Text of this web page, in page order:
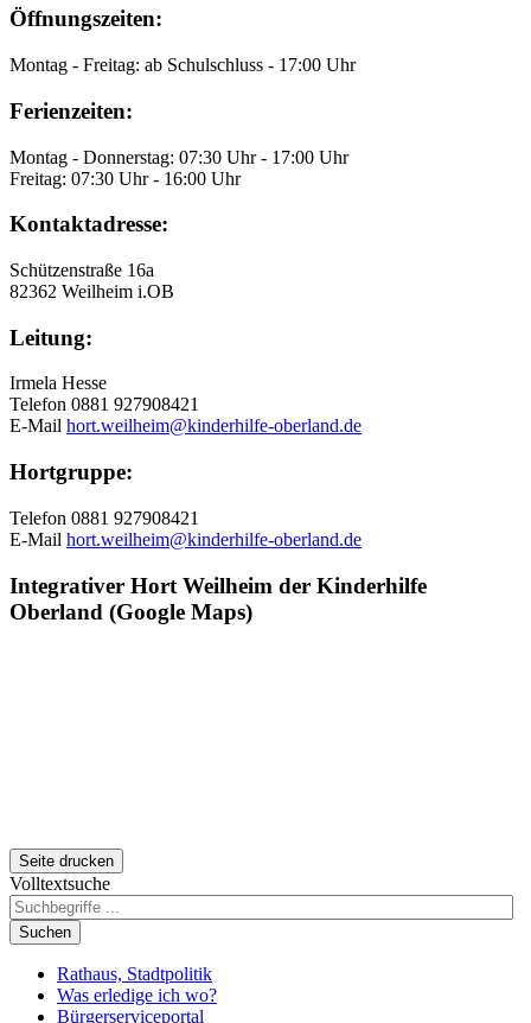
Öffnungszeiten:
Montag - Freitag: ab Schulschluss - 17:00 Uhr
Ferienzeiten:
Montag - Donnerstag: 07:30 Uhr - 17:00 Uhr
Freitag: 07:30 Uhr - 16:00 Uhr
Kontaktadresse:
Schützenstraße 16a
82362 Weilheim i.OB
Leitung:
Irmela Hesse
Telefon 0881 927908421
E-Mail hort.weilheim@kinderhilfe-oberland.de
Hortgruppe:
Telefon 0881 927908421
E-Mail hort.weilheim@kinderhilfe-oberland.de
Integrativer Hort Weilheim der Kinderhilfe
Oberland (Google Maps)
Seite drucken
Volltextsuche
Suchen
Rathaus, Stadtpolitik
Was erledige ich wo?
Bürgerserviceportal